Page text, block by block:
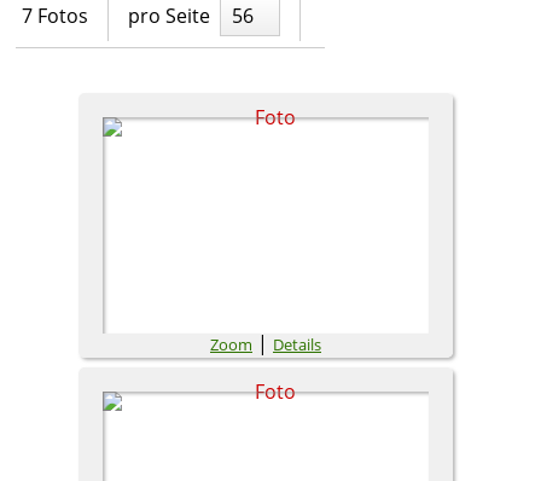
7 Fotos pro Seite 56
Zoom | Details